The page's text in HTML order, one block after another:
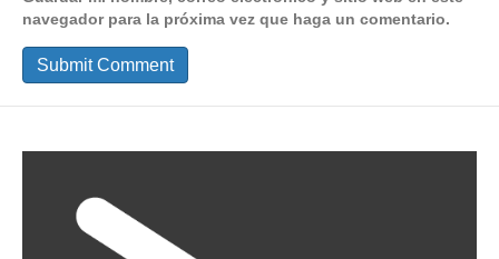
navegador para la próxima vez que haga un comentario.